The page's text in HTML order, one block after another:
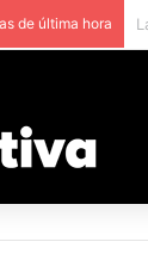
de última hora